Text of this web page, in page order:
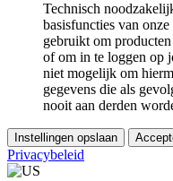
Technisch
basisfuncties van
gebruikt om
of om in te loggen op
niet mogelijk om
gegevens die als
nooit aan derden
Instellingen opslaan
Privacybeleid